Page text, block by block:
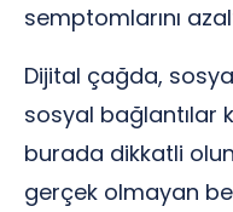
semptomlarını
Dijital çağda,
sosyal bağlantılar
burada dikkatli
gerçek olmayan